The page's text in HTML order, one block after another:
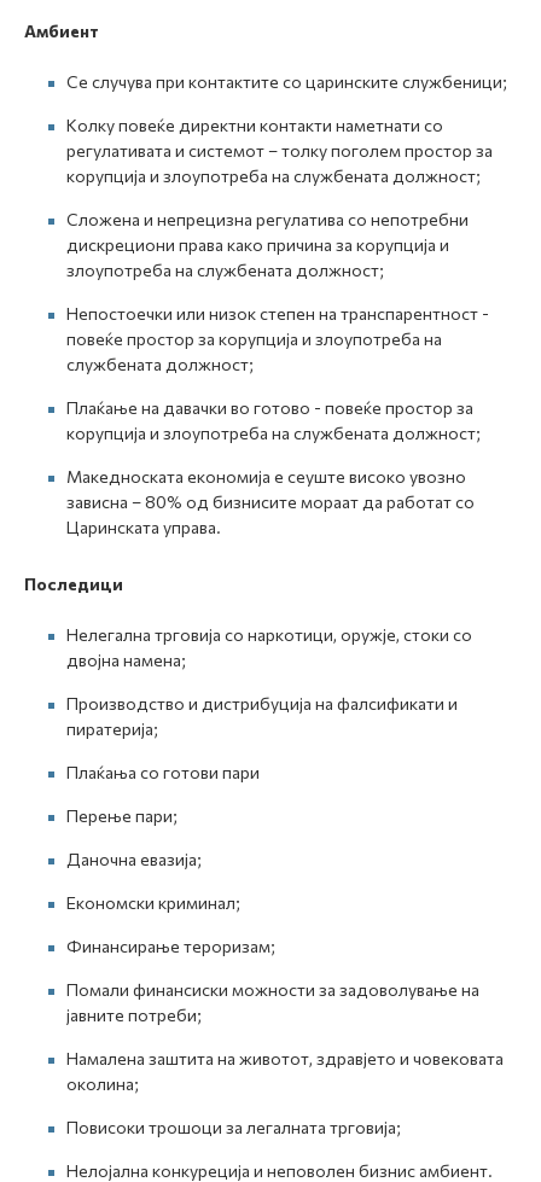
Амбиент
Се случува при контактите со царинските службеници;
Колку повеќе директни контакти наметнати со
регулативата и системот – толку поголем простор за
корупција и злоупотреба на службената должност;
Сложена и непрецизна регулатива со непотребни
дискрециони права како причина за корупција и
злоупотреба на службената должност;
Непостоечки или низок степен на транспарентност -
повеќе простор за корупција и злоупотреба на
службената должност;
Плаќање на давачки во готово - повеќе простор за
корупција и злоупотреба на службената должност;
Македноската економија е сеуште високо увозно
зависна – 80% од бизнисите мораат да работат со
Царинската управа.
Последици
Нелегална трговија со наркотици, оружје, стоки со
двојна намена;
Производство и дистрибуција на фалсификати и
пиратерија;
Плаќања со готови пари
Перење пари;
Даночна евазија;
Економски криминал;
Финансирање тероризам;
Помали финансиски можности за задоволување на
јавните потреби;
Намалена заштита на животот, здравјето и човековата
околина;
Повисоки трошоци за легалната трговија;
Нелојална конкуреција и неповолен бизнис амбиент.